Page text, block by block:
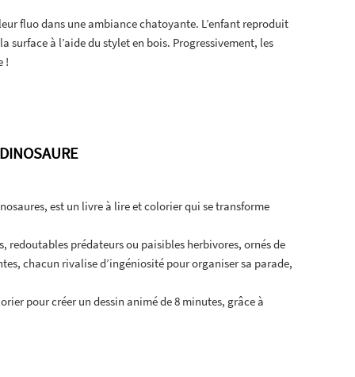
fluo dans une ambiance chatoyante. L’enfant reproduit
surface à l’aide du stylet en bois. Progressivement, les
!
est un livre à lire et colorier qui se transforme
redoutables prédateurs ou paisibles herbivores, ornés de
chacun rivalise d’ingéniosité pour organiser sa parade,
pour créer un dessin animé de 8 minutes, grâce à